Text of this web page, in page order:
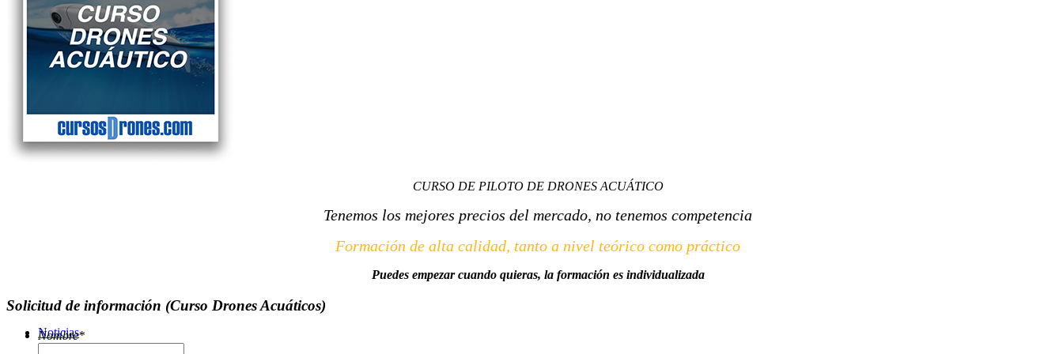
Tienda
Noticias
CURSO DE PILOTO DE DRONES ACUÁTICO
Tenemos los mejores precios del mercado, no tenemos competencia
Formación de alta calidad, tanto a nivel teórico como práctico
Puedes empezar cuando quieras, la formación es individualizada
Solicitud de información (Curso Drones Acuáticos)
Nombre*